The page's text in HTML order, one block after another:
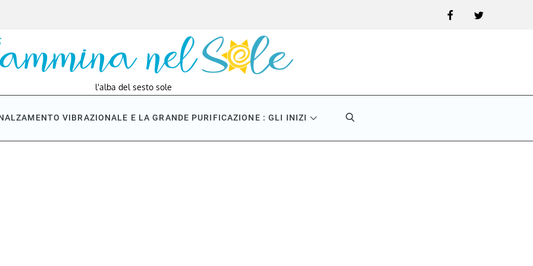
FacebookTwitter
l'alba del sesto sole
VIBRAZIONALE E LA GRANDE PURIFICAZIONE : GLI INIZI